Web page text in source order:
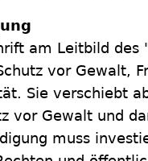
am Leitbild des
vor Gewalt,
Sie verschiebt
vor Gewalt und
muss